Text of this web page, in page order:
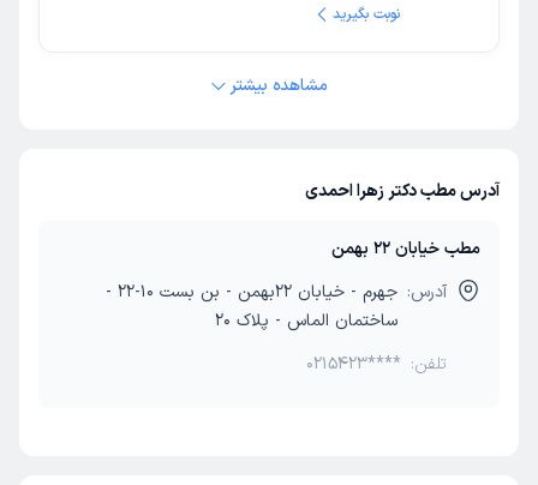
نوبت بگیرید
مشاهده بیشتر
آدرس مطب دکتر زهرا احمدی
مطب خیابان 22 بهمن
آدرس:
جهرم - خیابان 22بهمن - بن بست 10-22 -
ساختمان الماس - پلاک 20
تلفن: 0215423****